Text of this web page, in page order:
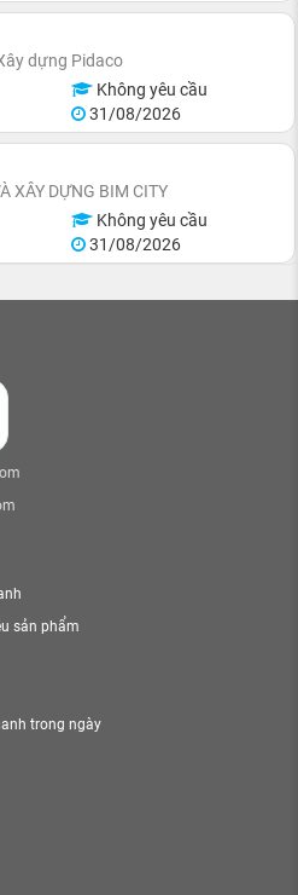
dựng Pidaco
Không yêu cầu
31/08/2026
XÂY DỰNG BIM CITY
Không yêu cầu
31/08/2026
sản phẩm
trong ngày